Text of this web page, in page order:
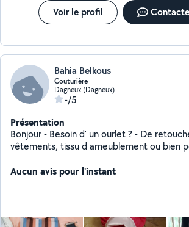
Voir le profil
Bahia Belkous
Couturière
Dagneux (Dagneux)
-/5
Présentation
Bonjour - Besoin d' un ourlet ? - De retouches ? ( sur
vêtements, tissu d ameublement ou bien
jardin, accessoires bébé ? etc ) Je serai ravi de vous
vous en avez besoin
Aucun avis pour l'instant